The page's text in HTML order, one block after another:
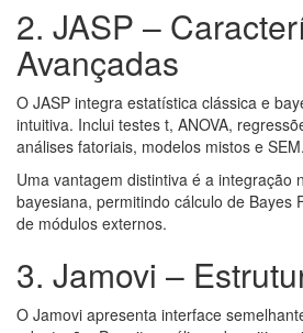
2. JASP –
Avançadas
O JASP integra estatística clássica e
intuitiva. Inclui testes t, ANOVA,
análises fatoriais, modelos mistos e SEM.
Uma vantagem distintiva é a integração
bayesiana, permitindo cálculo de Bayes
de módulos externos.
3. Jamovi –
O Jamovi apresenta interface